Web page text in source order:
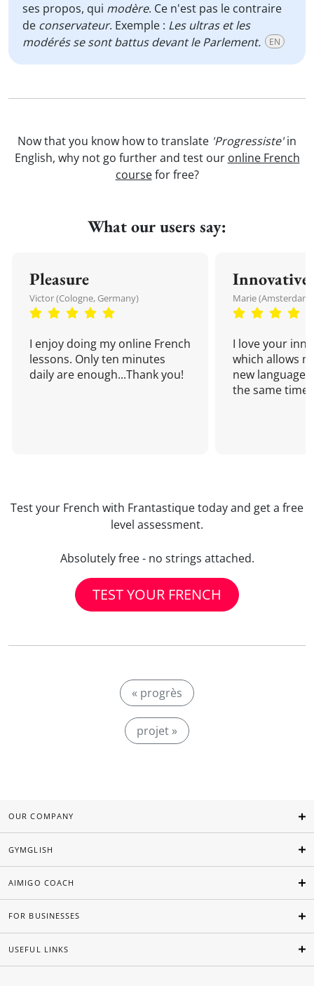
ses propos, qui modère. Ce n'est pas le contraire
de conservateur. Exemple : Les ultras et les
modérés se sont battus devant le Parlement.
EN
Now that you know how to translate 'Progressiste'in
English, why not go further and test our online French
coursefor free?
What our users say:
Pleasure
Victor (Cologne, Germany)
I enjoy doing my online French
lessons. Only ten minutes
daily are enough...Thank you!
Innovative
Marie
I love your
which allows
new language
the same time!
Test your French with Frantastique today and get a free
level assessment.
Absolutely free - no strings attached.
TEST YOUR FRENCH
« progrès
projet »
OUR COMPANY
GYMGLISH
AIMIGO COACH
FOR BUSINESSES
USEFUL LINKS